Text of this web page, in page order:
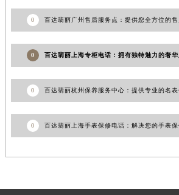
0 百达翡丽广州售后服务点：提供您全方位的
0 百达翡丽上海专柜电话：拥有独特魅力的奢
0 百达翡丽杭州保养服务中心：提供专业的名
0 百达翡丽上海手表保修电话：解决您的手表保